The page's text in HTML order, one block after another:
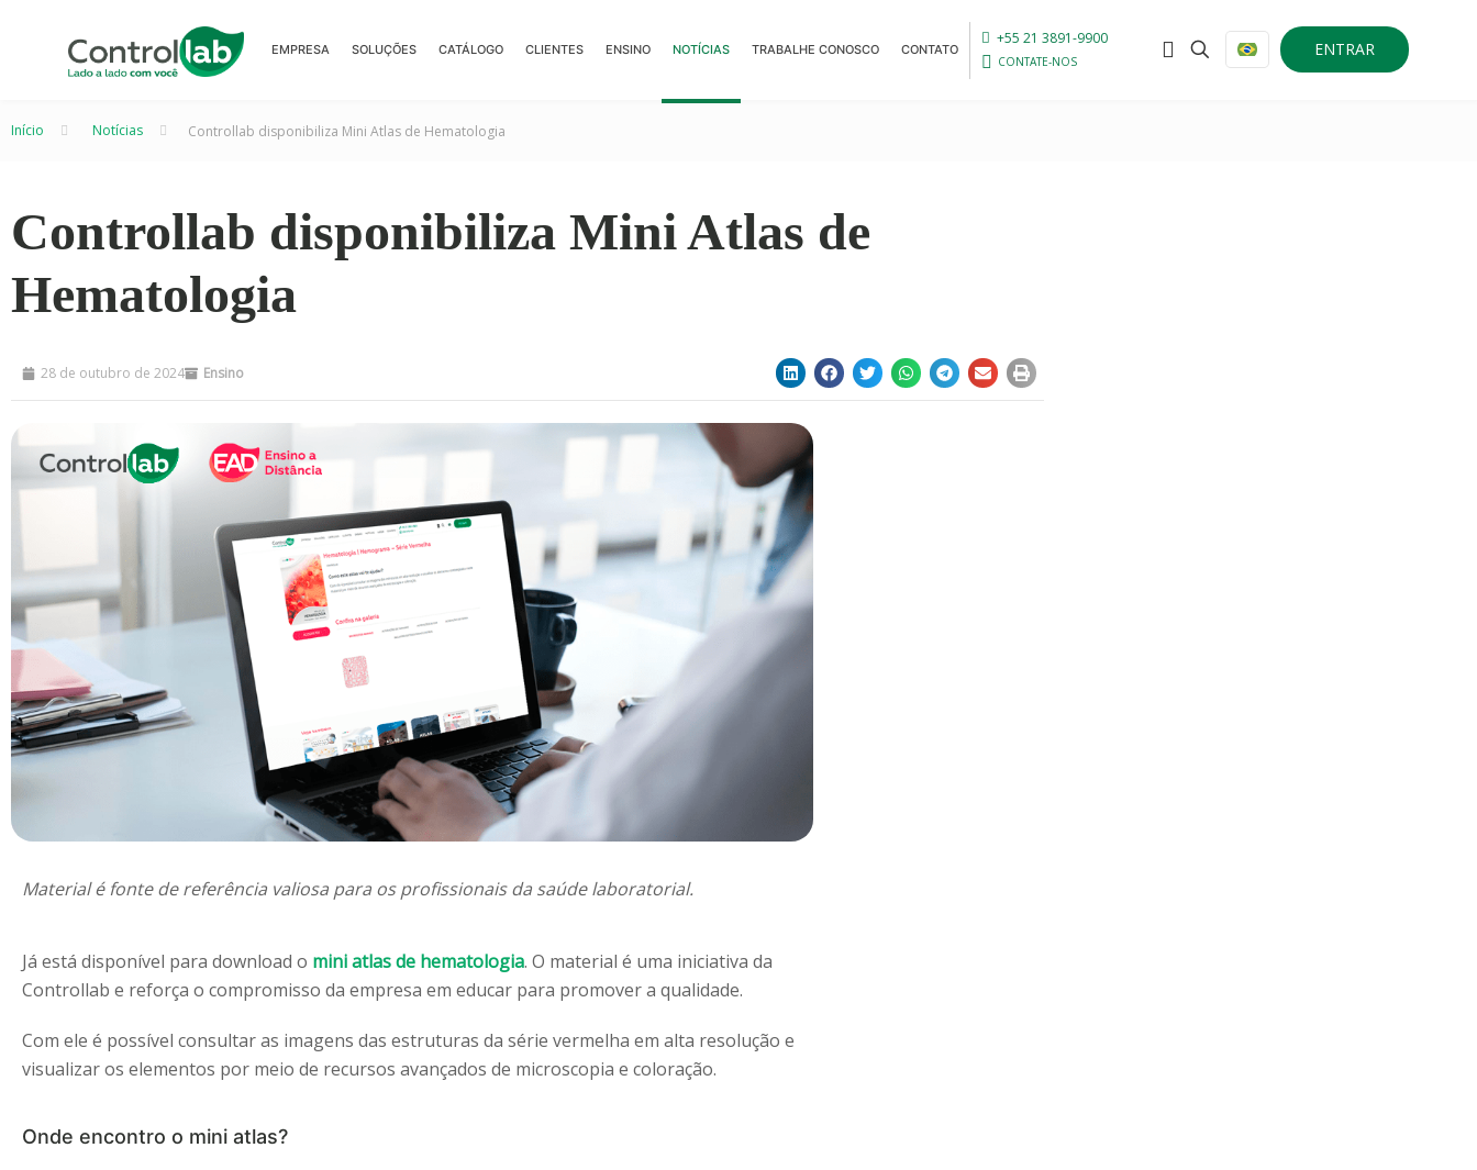
EMPRESA SOLUÇÕES CATÁLOGO CLIENTES ENSINO NOTÍCIAS TRABALHE CONOSCO CONTATO
+55 21 3891-9900
CONTATE-NOS
ENTRAR
Início Notícias Controllab disponibiliza Mini Atlas de Hematologia
Controllab disponibiliza Mini Atlas de
Hematologia
28 de outubro de 2024 Ensino
Material é fonte de referência valiosa para os profissionais da saúde laboratorial.
Já está disponível para download o mini atlas de hematologia. O material é uma iniciativa da
Controllab e reforça o compromisso da empresa em educar para promover a qualidade.
Com ele é possível consultar as imagens das estruturas da série vermelha em alta resolução e
visualizar os elementos por meio de recursos avançados de microscopia e coloração.
Onde encontro o mini atlas?